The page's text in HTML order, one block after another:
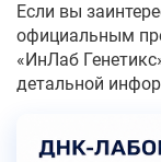
Если вы
официальным
«ИнЛаб
детальной